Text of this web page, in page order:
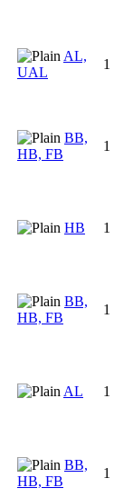
AL,
UAL
1
ВВ,
HB, FB
1
НВ 1
BB,
HB, FB
1
AL 1
BB,
HB, FB
1